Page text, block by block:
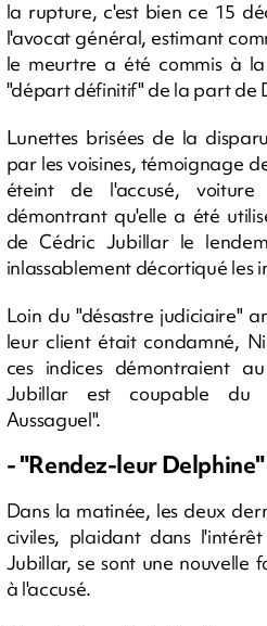
la rupture, c'est bien ce 15
l'avocat général, estimant
le meurtre a été commis à
"départ définitif" de la part de
Lunettes brisées de la
par les voisines, témoignage
éteint de l'accusé,
démontrant qu'elle a été
de Cédric Jubillar le
inlassablement décortiqué les
Loin du "désastre judiciaire"
leur client était condamné,
ces indices démontraient
Jubillar est coupable du
Aussaguel".
- "Rendez-leur
Dans la matinée, les deux
civiles, plaidant dans
Jubillar, se sont une nouvelle
à l'accusé.